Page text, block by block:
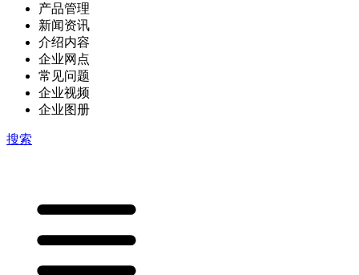
产品管理
新闻资讯
介绍内容
企业网点
常见问题
企业视频
企业图册
搜索